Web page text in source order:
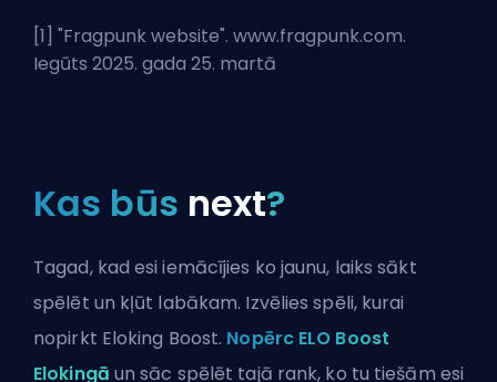
[1] "Fragpunk website". www.fragpunk.com.
Iegūts 2025. gada 25. martā
Kas būs next?
Tagad, kad esi iemācījies ko jaunu, laiks sākt
spēlēt un kļūt labākam. Izvēlies spēli, kurai
nopirkt Eloking Boost. Nopērc ELO Boost
Elokingā un sāc spēlēt tajā rank, ko tu tiešām esi